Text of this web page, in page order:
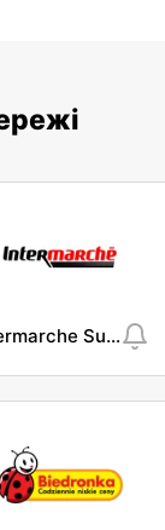
Intermarche Super